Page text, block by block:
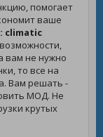
помогает
ваше
climatic
вам не нужно
то все на
Вам решать -
МОД. Не
крутых